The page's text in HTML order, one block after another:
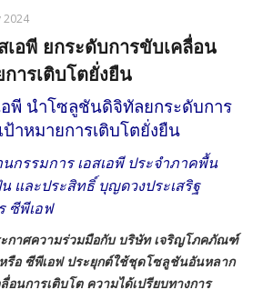
2024
เอพี ยกระดับการขับเคลื่อน
ารเติบโตยั่งยืน
อพี นำโซลูชันดิจิทัลยกระดับการ
าหมายการเติบโตยั่งยืน
กรรมการ เอสเอพี ประจำภาคพื้น
และประสิทธิ์ บุญดวงประเสริฐ
ซีพีเอฟ
กาศความร่วมมือกับ บริษัท เจริญโภคภัณฑ์
รือ ซีพีเอฟ ประยุกต์ใช้ชุดโซลูชันอันหลาก
อนการเติบโต ความได้เปรียบทางการ